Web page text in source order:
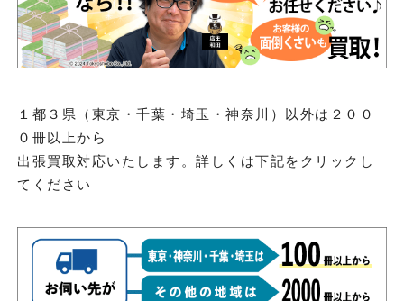
１都３県（東京・千葉・埼玉・神奈川）以外は２００
０冊以上から
出張買取対応いたします。詳しくは下記をクリックし
てください